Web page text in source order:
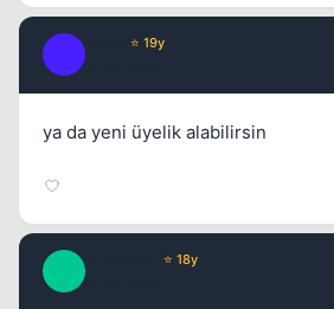
⭐ 19y
ya da yeni üyelik alabilirsin
⭐ 18y